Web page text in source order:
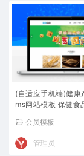
(自适应手机端)健
ms网站模板 保健食
会员模板
管理员